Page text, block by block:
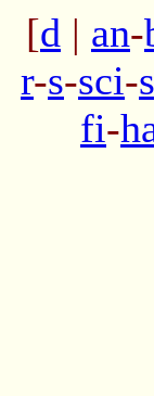
[d | an-
r-s-sci-
fi-